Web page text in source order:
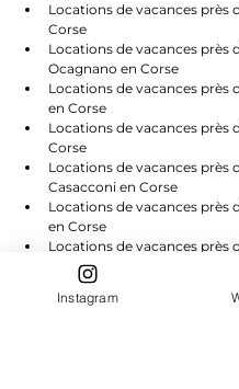
Locations de vacances près
Corse
Locations de vacances près
Ocagnano en Corse
Locations de vacances près
en Corse
Locations de vacances près
Corse
Locations de vacances près
Casacconi en Corse
Locations de vacances près
en Corse
Locations de vacances près
Corse
Locations de vacances près
en Corse
Instagram